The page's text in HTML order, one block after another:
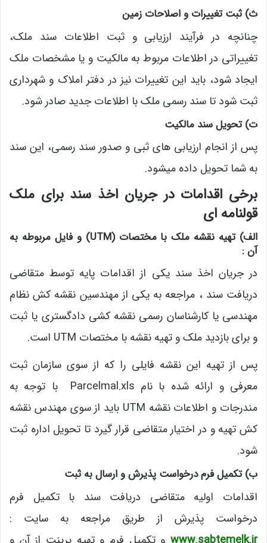
ث) ثبت تغییرات و اصلاحات زمین
چنانچه در فرآیند ارزیابی و ثبت اطلاعات سند ملک،
تغییراتی در اطلاعات مربوط به مالکیت و یا مشخصات ملک
ایجاد شود، باید این تغییرات نیز در دفتر املاک و شهرداری
ثبت شود تا سند رسمی ملک با اطلاعات جدید صادر شود.
ت) تحویل سند مالکیت
پس از انجام ارزیابی های ثبی و صدور سند رسمی، این سند
به شما تحویل داده میشود.
برخی اقدامات در جریان اخذ سند برای ملک
قولنامه ای
الف) تهیه نقشه ملک با مختصات (UTM) و فایل مربوطه به
آن :
در جریان اخذ سند یکی از اقدامات پایه توسط متقاضی
دریافت سند ، مراجعه به یکی از مهندسین نقشه کش نظام
مهندسی یا کارشناسان رسمی نقشه کشی دادگستری یا ثبت
و برای بازدید ملک و تهیه نقشه با مختصات UTM است.
پس از تهیه این نقشه فایلی را که از سوی سازمان ثبت
معرفی و ارائه شده با نام Parcelmal.xls با توجه به
مندرجات و اطلاعات نقشه UTM باید از سوی مهندس نقشه
کش تهیه و در اختیار متقاضی قرار گیرد تا تحویل اداره ثبت
شود.
ب) تکمیل فرم درخواست پذیرش و ارسال به ثبت
اقدامات اولیه متقاضی دریافت سند با تکمیل فرم
درخواست پذیرش از طریق مراجعه به سایت :